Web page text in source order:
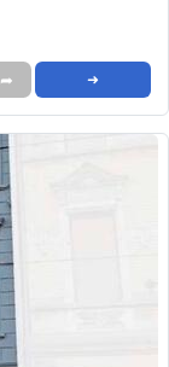
➦ ➜